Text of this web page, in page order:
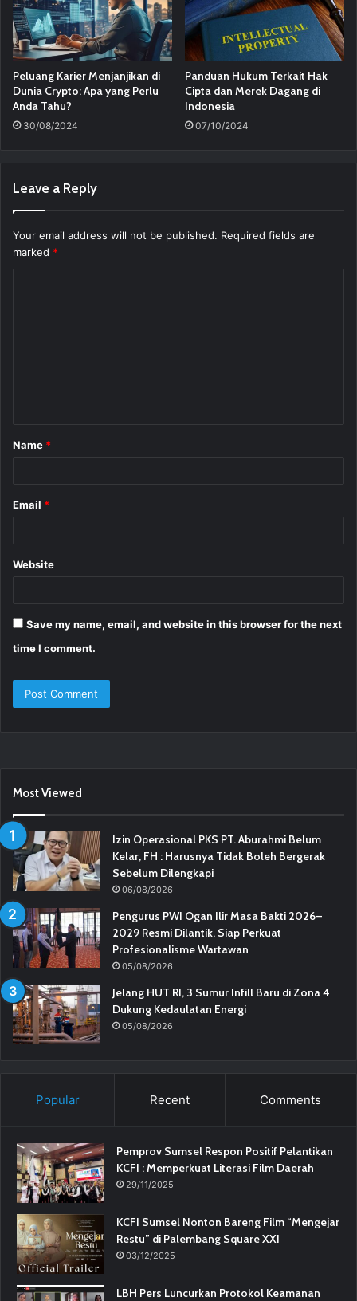
Peluang Karier Menjanjikan di
Dunia Crypto: Apa yang Perlu
Anda Tahu?
30/08/2024
Panduan Hukum Terkait Hak
Cipta dan Merek Dagang di
Indonesia
07/10/2024
Leave a Reply
Your email address will not be published. Required fields are
marked *
*
Name *
Email *
Website
Save my name, email, and website in this browser for the next
time I comment.
Most Viewed
Izin Operasional PKS PT. Aburahmi Belum
Kelar, FH : Harusnya Tidak Boleh Bergerak
Sebelum Dilengkapi
06/08/2026
Pengurus PWI Ogan Ilir Masa Bakti 2026–
2029 Resmi Dilantik, Siap Perkuat
Profesionalisme Wartawan
05/08/2026
Jelang HUT RI, 3 Sumur Infill Baru di Zona 4
Dukung Kedaulatan Energi
05/08/2026
Popular Recent Comments
Pemprov Sumsel Respon Positif Pelantikan
KCFI : Memperkuat Literasi Film Daerah
29/11/2025
KCFI Sumsel Nonton Bareng Film “Mengejar
Restu” di Palembang Square XXI
03/12/2025
LBH Pers Luncurkan Protokol Keamanan